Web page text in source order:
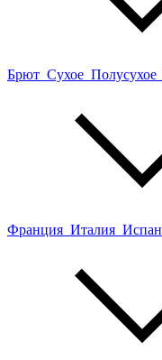
Брют Сухое Полусухое
Франция Италия